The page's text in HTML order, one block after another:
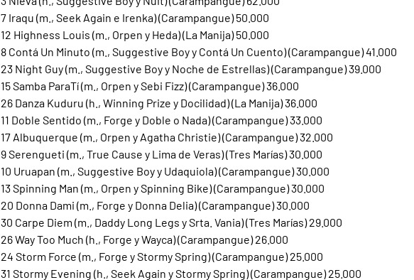
7 Iraqu (m., Seek Again e Irenka) (Carampangue) 50.000
12 Highness Louis (m., Orpen y Heda) (La Manija) 50.000
8 Contá Un Minuto (m., Suggestive Boy y Contá Un Cuento) (Carampangue) 41.000
23 Night Guy (m., Suggestive Boy y Noche de Estrellas) (Carampangue) 39.000
15 Samba ParaTí (m., Orpen y Sebi Fizz) (Carampangue) 36.000
26 Danza Kuduru (h., Winning Prize y Docilidad) (La Manija) 36.000
11 Doble Sentido (m., Forge y Doble o Nada) (Carampangue) 33.000
17 Albuquerque (m., Orpen y Agatha Christie) (Carampangue) 32.000
9 Serengueti (m., True Cause y Lima de Veras) (Tres Marías) 30.000
10 Uruapan (m., Suggestive Boy y Udaquiola) (Carampangue) 30.000
13 Spinning Man (m., Orpen y Spinning Bike) (Carampangue) 30.000
20 Donna Dami (m., Forge y Donna Delia) (Carampangue) 30.000
30 Carpe Diem (m., Daddy Long Legs y Srta. Vania) (Tres Marías) 29.000
26 Way Too Much (h., Forge y Wayca) (Carampangue) 26.000
24 Storm Force (m., Forge y Stormy Spring) (Carampangue) 25.000
31 Stormy Evening (h., Seek Again y Stormy Spring) (Carampangue) 25.000